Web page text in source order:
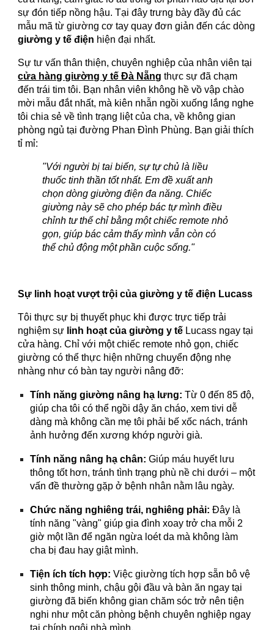
sự đón tiếp nồng hậu. Tại đây trưng bày đầy đủ các
mẫu mã từ giường cơ tay quay đơn giản đến các dòng
giường y tế điện hiện đại nhất.
Sự tư vấn thân thiện, chuyên nghiệp của nhân viên tại
cửa hàng giường y tế Đà Nẵng thực sự đã chạm
đến trái tim tôi. Bạn nhân viên không hề vồ vập chào
mời mẫu đắt nhất, mà kiên nhẫn ngồi xuống lắng nghe
tôi chia sẻ về tình trạng liệt của cha, về không gian
phòng ngủ tại đường Phan Đình Phùng. Bạn giải thích
tỉ mỉ:
"Với người bị tai biến, sự tự chủ là liều
thuốc tinh thần tốt nhất. Em đề xuất anh
chọn dòng giường điện đa năng. Chiếc
giường này sẽ cho phép bác tự mình điều
chỉnh tư thế chỉ bằng một chiếc remote nhỏ
gọn, giúp bác cảm thấy mình vẫn còn có
thể chủ động một phần cuộc sống."
Sự linh hoạt vượt trội của giường y tế điện Lucass
Tôi thực sự bị thuyết phục khi được trực tiếp trải
nghiệm sự linh hoạt của giường y tế Lucass ngay tại
cửa hàng. Chỉ với một chiếc remote nhỏ gọn, chiếc
giường có thể thực hiện những chuyển động nhẹ
nhàng như có bàn tay người nâng đỡ:
Tính năng giường nâng hạ lưng: Từ 0 đến 85 độ,
giúp cha tôi có thể ngồi dậy ăn cháo, xem tivi dễ
dàng mà không cần mẹ tôi phải bế xốc nách, tránh
ảnh hưởng đến xương khớp người già.
Tính năng nâng hạ chân: Giúp máu huyết lưu
thông tốt hơn, tránh tình trạng phù nề chi dưới – một
vấn đề thường gặp ở bệnh nhân nằm lâu ngày.
Chức năng nghiêng trái, nghiêng phải: Đây là
tính năng "vàng" giúp gia đình xoay trở cha mỗi 2
giờ một lần để ngăn ngừa loét da mà không làm
cha bị đau hay giật mình.
Tiện ích tích hợp: Việc giường tích hợp sẵn bô vệ
sinh thông minh, chậu gội đầu và bàn ăn ngay tại
giường đã biến không gian chăm sóc trở nên tiện
nghi như một căn phòng bệnh chuyên nghiệp ngay